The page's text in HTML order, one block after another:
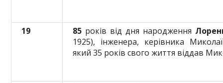
19 85 років від дня народження
1925), інженера, керівника
який 35 років свого життя віддав